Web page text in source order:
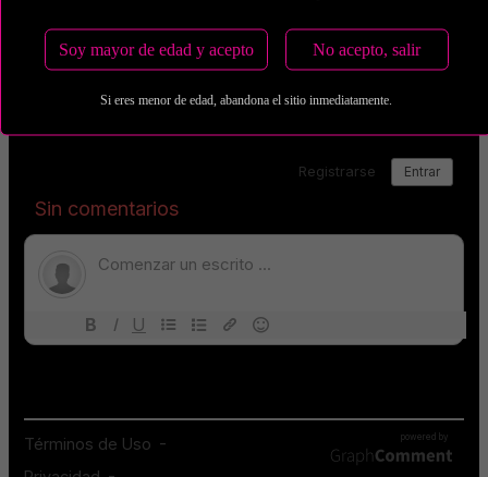
Soy mayor de edad y acepto No acepto, salir
Si eres menor de edad, abandona el sitio inmediatamente.